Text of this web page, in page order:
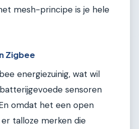
mesh-principe is je hele
Zigbee
energiezuinig, wat wil
sensoren
omdat het een open
er talloze merken die